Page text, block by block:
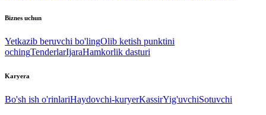
Biznes uchun
Yetkazib beruvchi bo'lingOlib ketish punktini
ochingTenderlarIjaraHamkorlik dasturi
Karyera
Bo'sh ish o'rinlariHaydovchi-kuryerKassirYig'uvchiSotuvchi